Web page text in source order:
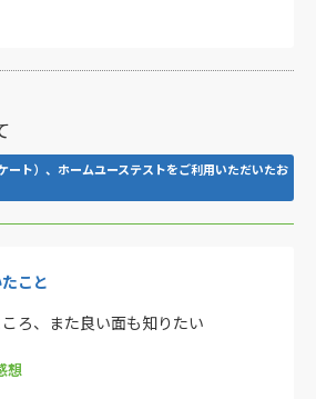
ート）、ホームユーステストをご利用いただいたお
こと
ろ、また良い面も知りたい
想